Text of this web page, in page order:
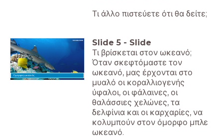
Τι άλλο πιστεύετε ότι θα δείτε;
Όμορφος ωκεανός
Slide 5 - Slide
Τι βρίσκεται στον ωκεανό;
Όταν σκεφτόμαστε τον
ωκεανό, μας έρχονται στο
μυαλό οι κοραλλιογενής
ύφαλοι, οι φάλαινες, οι
θαλάσσιες χελώνες, τα
δελφίνια και οι καρχαρίες, να
κολυμπούν στον όμορφο μπλε
ωκεανό.